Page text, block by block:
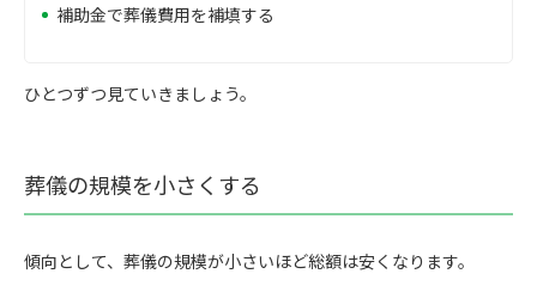
補助金で葬儀費用を補填する
ひとつずつ見ていきましょう。
葬儀の規模を小さくする
傾向として、葬儀の規模が小さいほど総額は安くなります。